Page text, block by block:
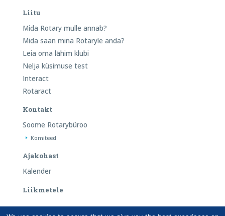
Liitu
Mida Rotary mulle annab?
Mida saan mina Rotaryle anda?
Leia oma lähim klubi
Nelja küsimuse test
Interact
Rotaract
Kontakt
Soome Rotarybüroo
Komiteed
Ajakohast
Kalender
Liikmetele